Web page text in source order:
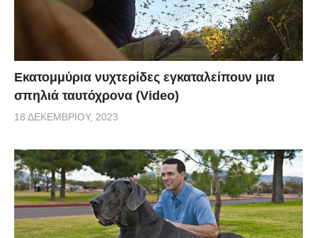
Εκατομμύρια νυχτερίδες εγκαταλείπουν μια
σπηλιά ταυτόχρονα (Video)
18 ΔΕΚΕΜΒΡΊΟΥ, 2023